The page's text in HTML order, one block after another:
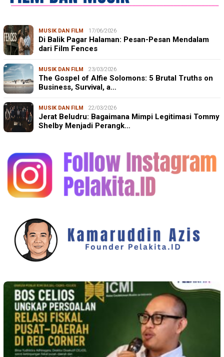
MUSIK DAN FILM 17/06/2026
Di Balik Pagar Halaman: Pesan-Pesan Mendalam
dari Film Fences
MUSIK DAN FILM 23/03/2026
The Gospel of Alfie Solomons: 5 Brutal Truths on
Business, Survival, a…
MUSIK DAN FILM 22/03/2026
Jerat Beludru: Bagaimana Mimpi Legitimasi Tommy
Shelby Menjadi Perangk…